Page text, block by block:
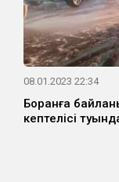
08.01.2023 22:34
Боранға
кептелісі